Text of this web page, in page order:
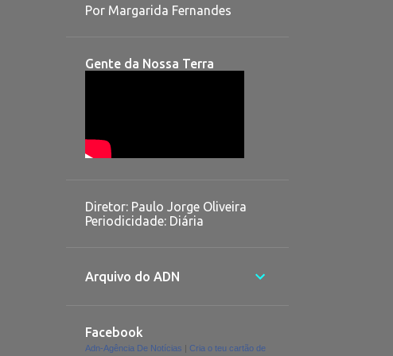
Por Margarida Fernandes
Gente da Nossa Terra
Diretor: Paulo Jorge Oliveira
Periodicidade: Diária
Arquivo do ADN
Facebook
Adn-Agência De Notícias Cria o teu cartão de